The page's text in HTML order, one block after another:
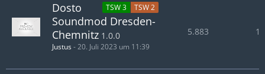
TSW 3 TSW 2
Dosto
Soundmod Dresden-
Chemnitz 1.0.0
Justus-20. Juli 2023 um 11:39
5.883